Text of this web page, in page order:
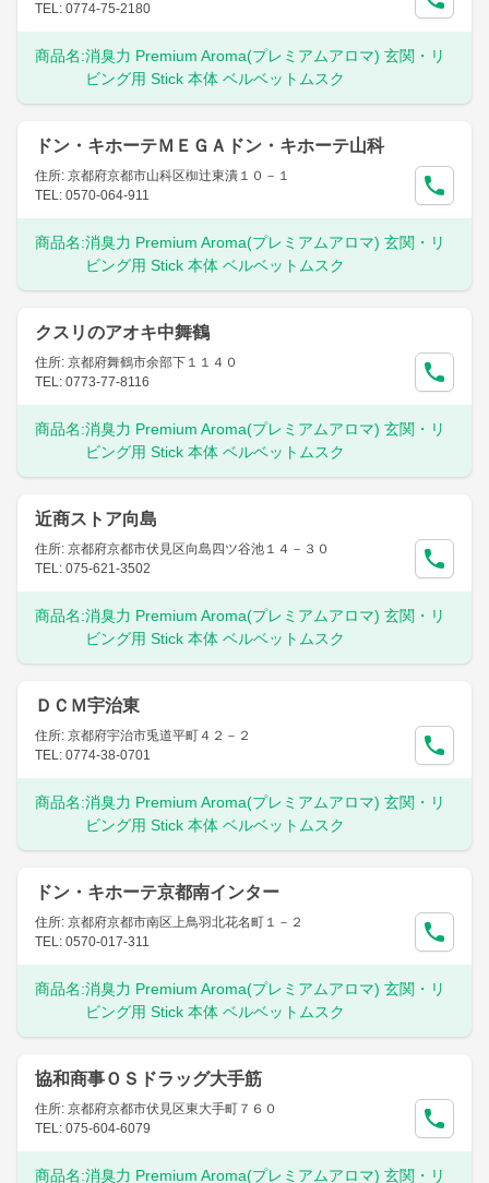
TEL: 0774-75-2180
商品名:消臭力 Premium Aroma(プレミアムアロマ) 玄関・リ
ビング用 Stick 本体 ベルベットムスク
ドン・キホーテＭＥＧＡドン・キホーテ山科
住所: 京都府京都市山科区椥辻東潰１０－１
TEL: 0570-064-911
商品名:消臭力 Premium Aroma(プレミアムアロマ) 玄関・リ
ビング用 Stick 本体 ベルベットムスク
クスリのアオキ中舞鶴
住所: 京都府舞鶴市余部下１１４０
TEL: 0773-77-8116
商品名:消臭力 Premium Aroma(プレミアムアロマ) 玄関・リ
ビング用 Stick 本体 ベルベットムスク
近商ストア向島
住所: 京都府京都市伏見区向島四ツ谷池１４－３０
TEL: 075-621-3502
商品名:消臭力 Premium Aroma(プレミアムアロマ) 玄関・リ
ビング用 Stick 本体 ベルベットムスク
ＤＣＭ宇治東
住所: 京都府宇治市兎道平町４２－２
TEL: 0774-38-0701
商品名:消臭力 Premium Aroma(プレミアムアロマ) 玄関・リ
ビング用 Stick 本体 ベルベットムスク
ドン・キホーテ京都南インター
住所: 京都府京都市南区上鳥羽北花名町１－２
TEL: 0570-017-311
商品名:消臭力 Premium Aroma(プレミアムアロマ) 玄関・リ
ビング用 Stick 本体 ベルベットムスク
協和商事ＯＳドラッグ大手筋
住所: 京都府京都市伏見区東大手町７６０
TEL: 075-604-6079
商品名:消臭力 Premium Aroma(プレミアムアロマ) 玄関・リ